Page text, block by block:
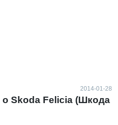
2014-01-28
о Skoda Felicia (Шкода